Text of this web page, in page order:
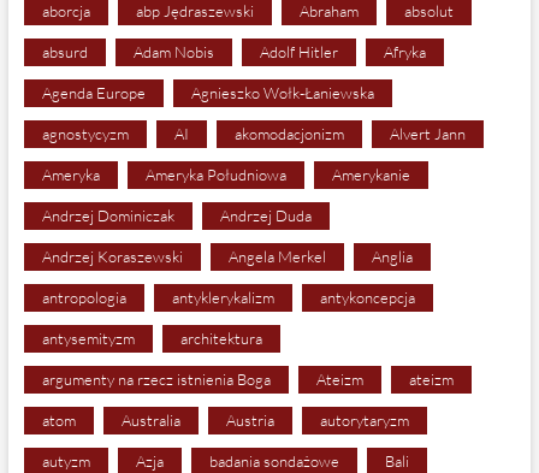
aborcja abp Jędraszewski Abraham absolut
absurd Adam Nobis Adolf Hitler Afryka
Agenda Europe Agnieszko Wołk-Łaniewska
agnostycyzm AI akomodacjonizm Alvert Jann
Ameryka Ameryka Południowa Amerykanie
Andrzej Dominiczak Andrzej Duda
Andrzej Koraszewski Angela Merkel Anglia
antropologia antyklerykalizm antykoncepcja
antysemityzm architektura
argumenty na rzecz istnienia Boga Ateizm ateizm
atom Australia Austria autorytaryzm
autyzm Azja badania sondażowe Bali